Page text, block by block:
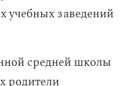
учебных заведений
средней школы
родители